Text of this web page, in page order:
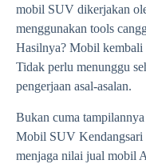
mobil SUV dikerjakan
menggunakan tools
Hasilnya? Mobil kembali
Tidak perlu menunggu
pengerjaan asal-asalan.
Bukan cuma
Mobil SUV Kendangsari
menjaga nilai jual mobil